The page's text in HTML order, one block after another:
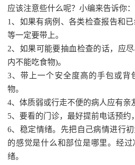
应该注意些什么呢？小编来告诉你：
1、如果有病例、各类检查报告和
等一定要带上。
2、如果可能要抽血检查的话，应
内不能吃食物)。
3、带上一个安全度高的手包或背
物。
4、体质弱或行走不便的病人应有亲
5、要看的门诊，最好提前电话预约
6、稳定情绪。先把自己病情进行
的感觉是什么和部位是哪里。经
绪。